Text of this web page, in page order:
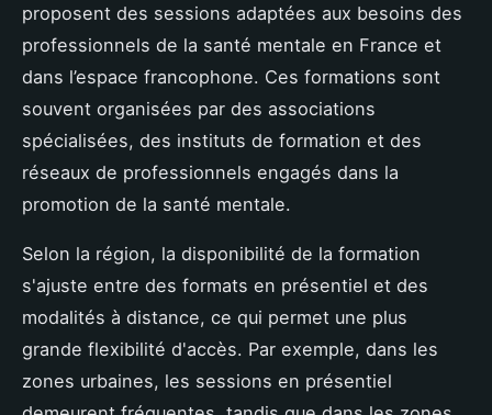
proposent des sessions adaptées aux besoins des
professionnels de la santé mentale en France et
dans l’espace francophone. Ces formations sont
souvent organisées par des associations
spécialisées, des instituts de formation et des
réseaux de professionnels engagés dans la
promotion de la santé mentale.
Selon la région, la disponibilité de la formation
s'ajuste entre des formats en présentiel et des
modalités à distance, ce qui permet une plus
grande flexibilité d'accès. Par exemple, dans les
zones urbaines, les sessions en présentiel